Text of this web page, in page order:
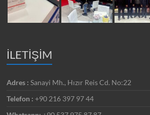
İLETİŞİM
Adres :Sanayi Mh., Hızır Reis Cd. No:22
Telefon : +90 216 397 97 44